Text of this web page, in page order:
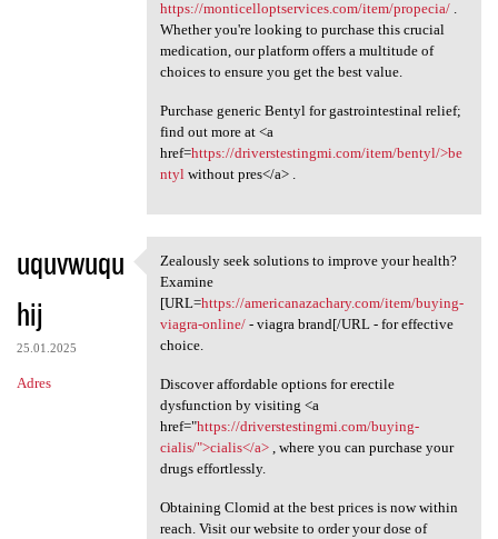
https://monticelloptservices.com/item/propecia/.
Whether you're looking to purchase this crucial
medication, our platform offers a multitude of
choices to ensure you get the best value.
Purchase generic Bentyl for gastrointestinal relief;
find out more at <a
href=https://driverstestingmi.com/item/bentyl/>be
ntyl without pres</a> .
uquvwuqu
hij
25.01.2025
Adres
Zealously seek solutions to
Zealously seek solutions to improve your health?
Examine
[URL=https://americanazachary.com/item/buying-
viagra-online/- viagra brand[/URL - for effective
choice.
Discover affordable options for erectile
dysfunction by visiting <a
href="https://driverstestingmi.com/buying-
cialis/">cialis</a>, where you can purchase your
drugs effortlessly.
Obtaining Clomid at the best prices is now within
reach. Visit our website to order your dose of